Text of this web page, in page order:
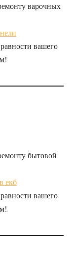
варочных
вашего
бытовой
екб
вашего